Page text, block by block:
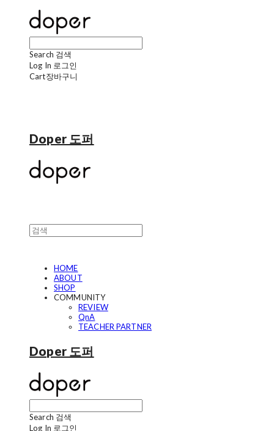
Search 검색
Log In 로그인
Cart장바구니
Doper 도퍼
HOME
ABOUT
SHOP
COMMUNITY
REVIEW
QnA
TEACHER PARTNER
Doper 도퍼
Search 검색
Log In 로그인